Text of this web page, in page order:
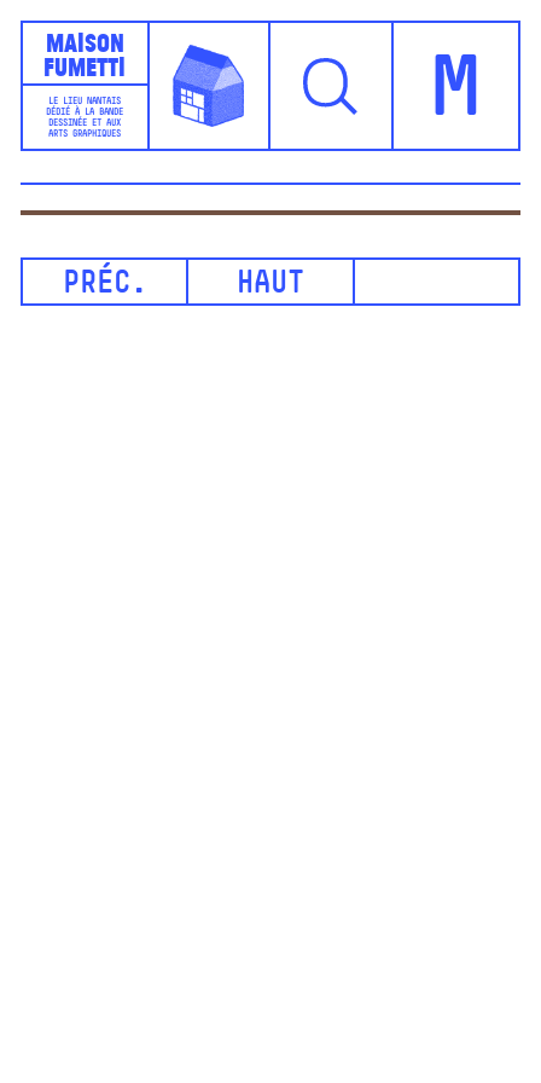
Maison
Fumetti
LE LIEU NANTAIS
DÉDIÉ À LA BANDE
DESSINÉE ET AUX
ARTS GRAPHIQUES
M
PRÉC. HAUT